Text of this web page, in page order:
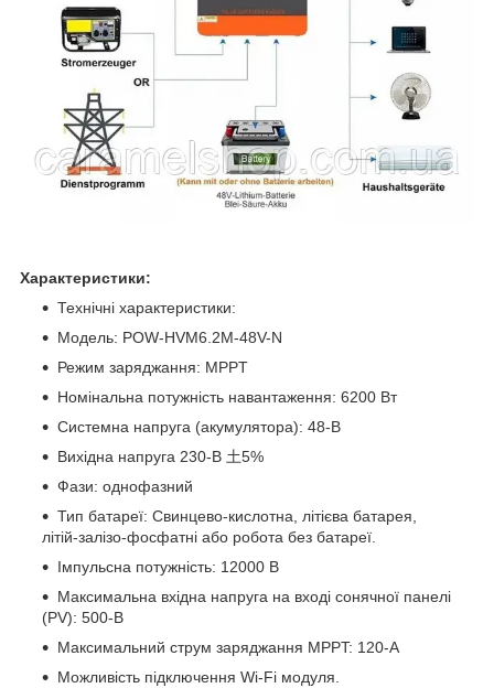
Характеристики:
Технічні характеристики:
Модель: POW-HVM6.2M-48V-N
Режим заряджання: MPPT
Номінальна потужність навантаження: 6200 Вт
Системна напруга (акумулятора): 48-В
Вихідна напруга 230-В 土5%
Фази: однофазний
Тип батареї: Свинцево-кислотна, літієва батарея,
літій-залізо-фосфатні або робота без батареї.
Імпульсна потужність: 12000 В
Максимальна вхідна напруга на вході сонячної панелі
(PV): 500-В
Максимальний струм заряджання MPPT: 120-А
Можливість підключення Wi-Fi модуля.